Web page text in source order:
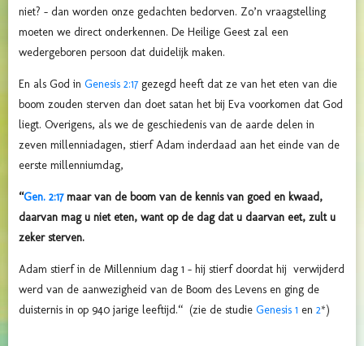
niet? – dan worden onze gedachten bedorven. Zo’n vraagstelling
moeten we direct onderkennen. De Heilige Geest zal een
wedergeboren persoon dat duidelijk maken.
En als God in Genesis 2:17 gezegd heeft dat ze van het eten van die
boom zouden sterven dan doet satan het bij Eva voorkomen dat God
liegt. Overigens, als we de geschiedenis van de aarde delen in
zeven millenniadagen, stierf Adam inderdaad aan het einde van de
eerste millenniumdag,
“Gen. 2:17maar van de boom van de kennis van goed en kwaad,
daarvan mag u niet eten, want op de dag dat u daarvan eet, zult u
zeker sterven.
Adam stierf in de Millennium dag 1 – hij stierf doordat hij verwijderd
werd van de aanwezigheid van de Boom des Levens en ging de
duisternis in op 940 jarige leeftijd.“ (zie de studie Genesis 1 en 2*)